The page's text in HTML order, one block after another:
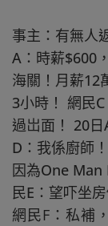
事主：有無人
A：時薪$600
海關！月薪12
3小時！ 網民
過岀面！ 20
D：我係廚師
因為One Man
民E：望吓坐房
網民F：私補